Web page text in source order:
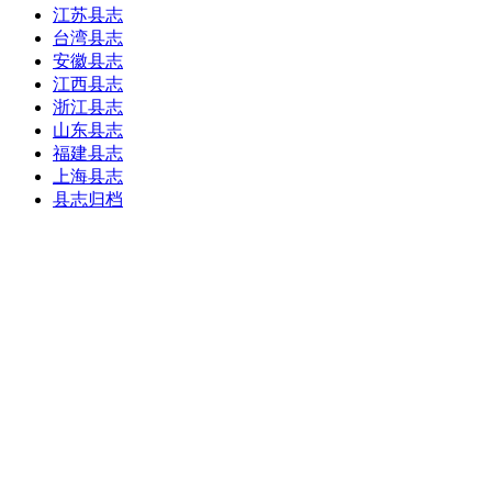
江苏县志
台湾县志
安徽县志
江西县志
浙江县志
山东县志
福建县志
上海县志
县志归档